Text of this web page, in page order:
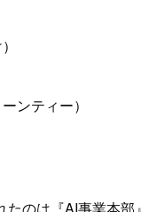
ンティー）